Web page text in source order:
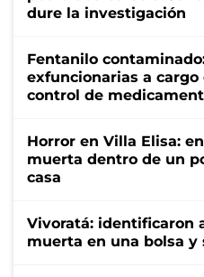
dure la investigación
Fentanilo
exfuncionarias a
control de
Horror en Villa Elisa:
muerta dentro de un
casa
Vivoratá: identificaron
muerta en una bolsa y